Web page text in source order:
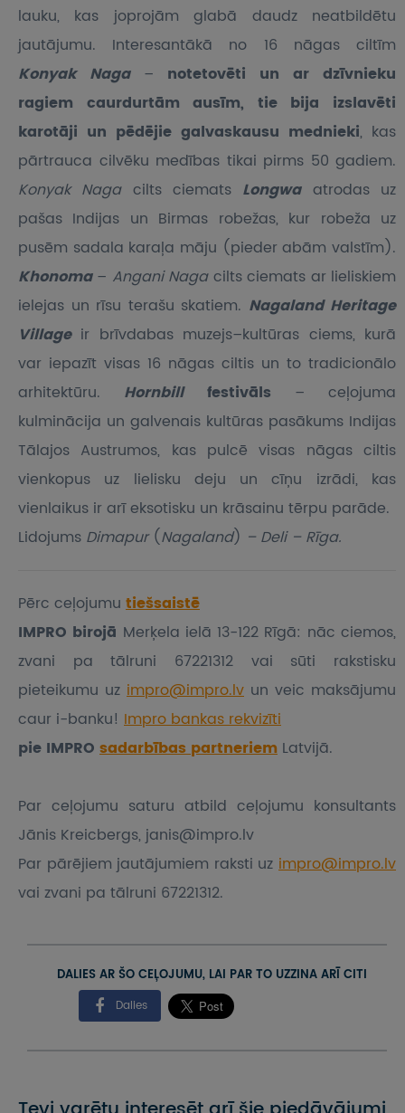
lauku, kas joprojām glabā daudz neatbildētu
jautājumu. Interesantākā no 16 nāgas ciltīm
Konyak Naga – notetovēti un ar dzīvnieku
ragiem caurdurtām ausīm, tie bija izslavēti
karotāji un pēdējie galvaskausu mednieki, kas
pārtrauca cilvēku medības tikai pirms 50 gadiem.
Konyak Naga cilts ciemats Longwa atrodas uz
pašas Indijas un Birmas robežas, kur robeža uz
pusēm sadala karaļa māju (pieder abām valstīm).
Khonoma– Angani Nagacilts ciemats ar lieliskiem
ielejas un rīsu terašu skatiem. Nagaland Heritage
Village ir brīvdabas muzejs–kultūras ciems, kurā
var iepazīt visas 16 nāgas ciltis un to tradicionālo
arhitektūru. Hornbill festivāls – ceļojuma
kulminācija un galvenais kultūras pasākums Indijas
Tālajos Austrumos, kas pulcē visas nāgas ciltis
vienkopus uz lielisku deju un cīņu izrādi, kas
vienlaikus ir arī eksotisku un krāsainu tērpu parāde.
Lidojums Dimapur(Nagaland) – Deli – Rīga.
Pērc ceļojumu tiešsaistē
IMPRO birojā Merķela ielā 13-122 Rīgā: nāc ciemos,
zvani pa tālruni 67221312 vai sūti rakstisku
pieteikumu uz impro@impro.lv un veic maksājumu
caur i-banku! Impro bankas rekvizīti
pie IMPRO sadarbības partneriem Latvijā.
Par ceļojumu saturu atbild ceļojumu konsultants
Jānis Kreicbergs, janis@impro.lv
Par pārējiem jautājumiem raksti uz impro@impro.lv
vai zvani pa tālruni 67221312.
DALIES AR ŠO CEĻOJUMU, LAI PAR TO UZZINA ARĪ CITI
Dalies